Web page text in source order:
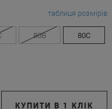
таблиця розмірів
80B 80C
КУПИТИ В 1 КЛІК